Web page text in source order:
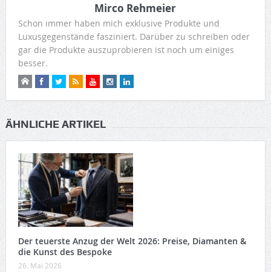
Mirco Rehmeier
Schon immer haben mich exklusive Produkte und
Luxusgegenstände fasziniert. Darüber zu schreiben oder
gar die Produkte auszuprobieren ist noch um einiges
besser.
ÄHNLICHE ARTIKEL
Der teuerste Anzug der Welt 2026: Preise, Diamanten &
die Kunst des Bespoke
26. Mai 2026